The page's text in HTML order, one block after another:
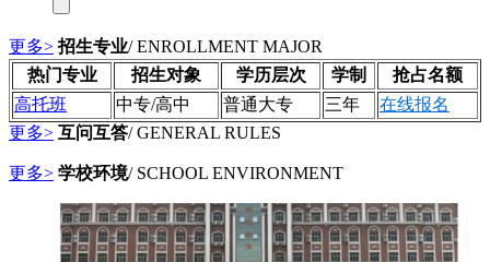
更多> 招生专业/ ENROLLMENT MAJOR
热门专业
招生对象 学历层次 学制
抢占名额
高托班
中专/高中 普通大专 三年
在线报名
更多> 互问互答/ GENERAL RULES
更多> 学校环境/ SCHOOL ENVIRONMENT